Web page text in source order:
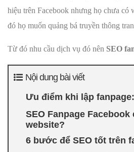
hiệu trên Facebook nhưng họ chưa có
đó họ muốn quảng bá truyền thông
Từ đó nhu cầu dịch vụ đó nên SEO
Nội dung bài viết
Ưu điểm khi lập fanpage:
SEO Fanpage Facebook
website?
6 bước để SEO tốt trên